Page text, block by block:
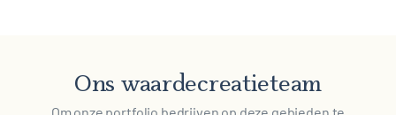
Ons waardecreatieteam
Om onze portfolio bedrijven op deze gebieden te